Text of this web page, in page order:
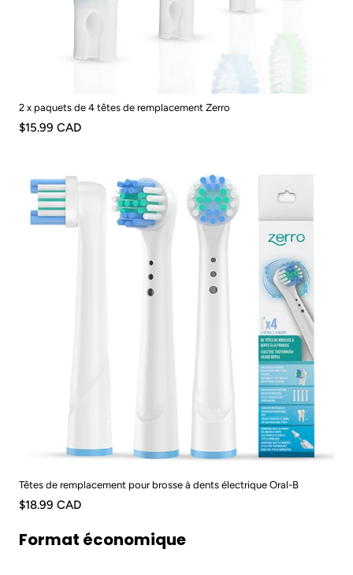
2 x paquets de 4 têtes de remplacement Zerro
$15.99 CAD
Têtes de remplacement pour brosse à dents électrique Oral-B
$18.99 CAD
Format économique